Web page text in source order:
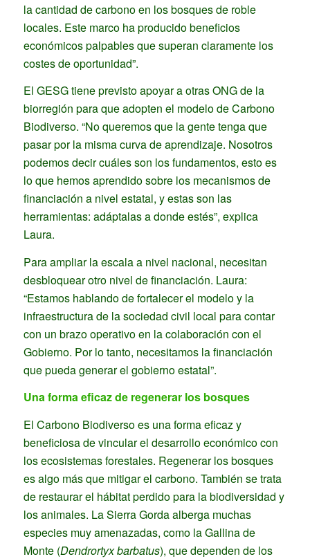
la cantidad de carbono en los bosques de roble
locales. Este marco ha producido beneficios
económicos palpables que superan claramente los
costes de oportunidad”.
El GESG tiene previsto apoyar a otras ONG de la
biorregión para que adopten el modelo de Carbono
Biodiverso. “No queremos que la gente tenga que
pasar por la misma curva de aprendizaje. Nosotros
podemos decir cuáles son los fundamentos, esto es
lo que hemos aprendido sobre los mecanismos de
financiación a nivel estatal, y estas son las
herramientas: adáptalas a donde estés”, explica
Laura.
Para ampliar la escala a nivel nacional, necesitan
desbloquear otro nivel de financiación. Laura:
“Estamos hablando de fortalecer el modelo y la
infraestructura de la sociedad civil local para contar
con un brazo operativo en la colaboración con el
Gobierno. Por lo tanto, necesitamos la financiación
que pueda generar el gobierno estatal”.
Una forma eficaz de regenerar los bosques
El Carbono Biodiverso es una forma eficaz y
beneficiosa de vincular el desarrollo económico con
los ecosistemas forestales. Regenerar los bosques
es algo más que mitigar el carbono. También se trata
de restaurar el hábitat perdido para la biodiversidad y
los animales. La Sierra Gorda alberga muchas
especies muy amenazadas, como la Gallina de
Monte (Dendrortyx barbatus), que dependen de los